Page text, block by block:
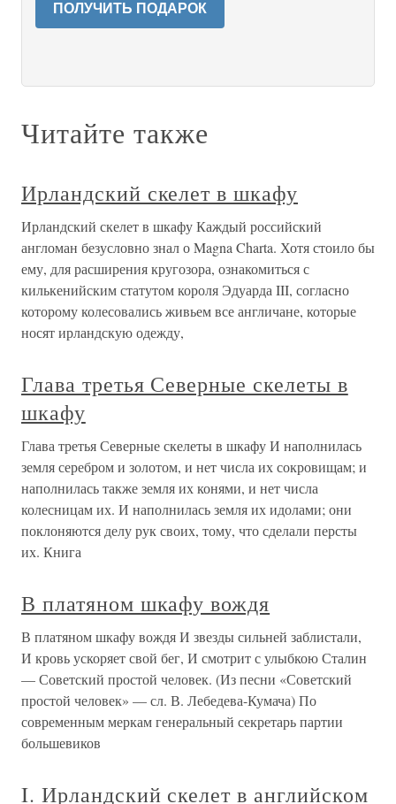
ПОЛУЧИТЬ ПОДАРОК
Читайте также
Ирландский скелет в шкафу
Ирландский скелет в шкафу Каждый российский
англоман безусловно знал о Magna Charta. Хотя стоило бы
ему, для расширения кругозора, ознакомиться с
килькенийским статутом короля Эдуарда III, согласно
которому колесовались живьем все англичане, которые
носят ирландскую одежду,
Глава третья Северные скелеты в
шкафу
Глава третья Северные скелеты в шкафу И наполнилась
земля серебром и золотом, и нет числа их сокровищам; и
наполнилась также земля их конями, и нет числа
колесницам их. И наполнилась земля их идолами; они
поклоняются делу рук своих, тому, что сделали персты
их. Книга
В платяном шкафу вождя
В платяном шкафу вождя И звезды сильней заблистали,
И кровь ускоряет свой бег, И смотрит с улыбкою Сталин
— Советский простой человек. (Из песни «Советский
простой человек» — сл. В. Лебедева-Кумача) По
современным меркам генеральный секретарь партии
большевиков
I. Ирландский скелет в английском